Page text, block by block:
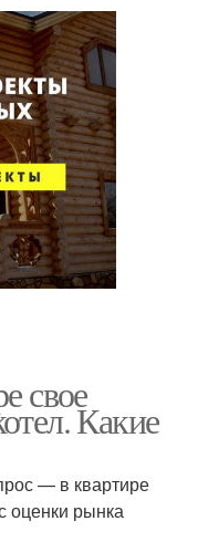
свое
Какие
— в квартире
оценки рынка